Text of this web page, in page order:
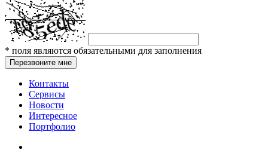
* поля являются обязательными для заполнения
Перезвоните мне
Контакты
Сервисы
Новости
Интересное
Портфолио